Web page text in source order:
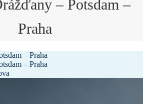
– Potsdam –
Praha
– Praha
– Praha